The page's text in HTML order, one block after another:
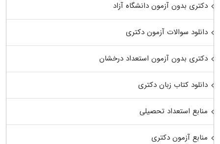
دکتری بدون آزمون دانشگاه آزاد
دانلود سوالات آزمون دکتری
دکتری بدون آزمون استعداد درخشان
دانلود کتاب زبان دکتری
منابع استعداد تحصیلی
منابع آزمون دکتری